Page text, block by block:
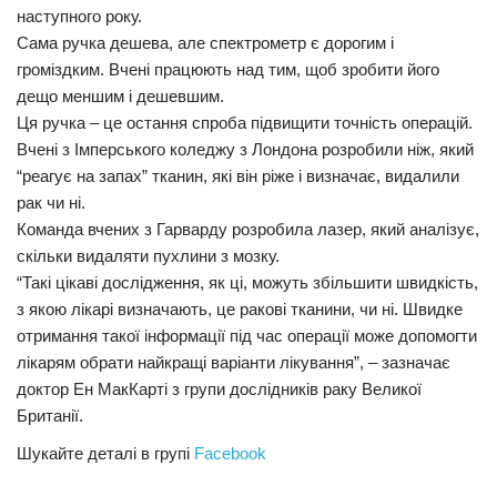
наступного року.
Сама ручка дешева, але спектрометр є дорогим і
громіздким. Вчені працюють над тим, щоб зробити його
дещо меншим і дешевшим.
Ця ручка – це остання спроба підвищити точність операцій.
Вчені з Імперського коледжу з Лондона розробили ніж, який
“реагує на запах” тканин, які він ріже і визначає, видалили
рак чи ні.
Команда вчених з Гарварду розробила лазер, який аналізує,
скільки видаляти пухлини з мозку.
“Такі цікаві дослідження, як ці, можуть збільшити швидкість,
з якою лікарі визначають, це ракові тканини, чи ні. Швидке
отримання такої інформації під час операції може допомогти
лікарям обрати найкращі варіанти лікування”, – зазначає
доктор Ен МакКарті з групи дослідників раку Великої
Британії.
Шукайте деталі в групі Facebook